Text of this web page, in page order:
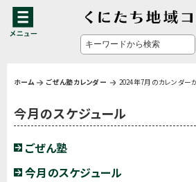
ホーム ごぜん塾カレンダー 2024年7月のカレンダー
今月のスケジュール
ごぜん塾
今月のスケジュール